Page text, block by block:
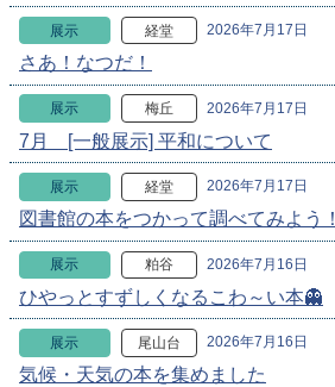
展示 経堂 2026年7月17日
さあ！なつだ！
展示 梅丘 2026年7月17日
7月 [一般展示] 平和について
展示 経堂 2026年7月17日
図書館の本をつかって調べてみよう！
展示 粕谷 2026年7月16日
ひやっとすずしくなるこわ～い本👻
展示 尾山台 2026年7月16日
気候・天気の本を集めました